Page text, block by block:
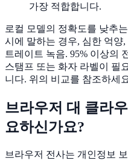
가장 적합합니다.
로컬 모델의 정확도를 낮추
시에 말하는 경우, 심한 억양
트레이트 녹음. 95% 이상의
스탬프 또는 화자 라벨이 필
니다. 위의 비교를 참조하세
브라우저 대 클라
요하신가요?
브라우저 전사는 개인정보